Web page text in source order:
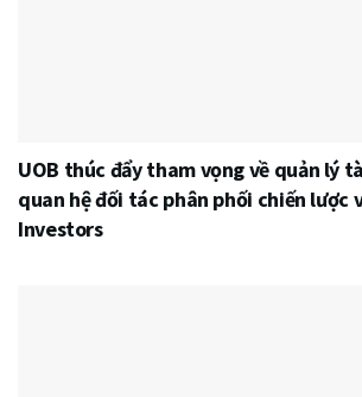
UOB thúc đẩy tham vọng về quản lý
quan hệ đối tác phân phối chiến lược
Investors